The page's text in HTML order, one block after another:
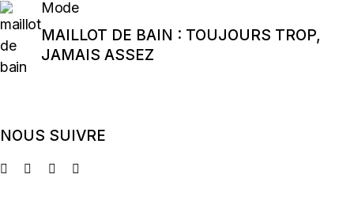
Mode
MAILLOT DE BAIN : TOUJOURS TROP,
JAMAIS ASSEZ
NOUS SUIVRE